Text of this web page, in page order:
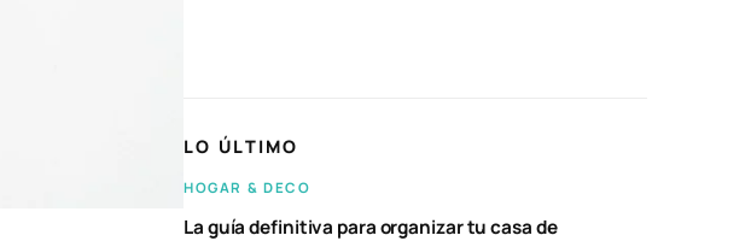
LO ÚLTIMO
HOGAR & DECO
La guía definitiva para organizar tu casa de